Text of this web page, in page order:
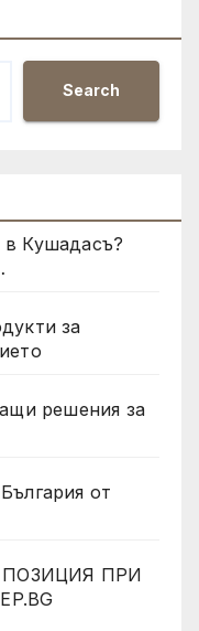
Search
Кушадасъ?
за
решения за
от
ПРИ